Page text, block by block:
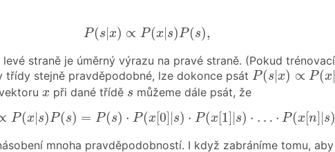
P(s|x) ∝ P (x|s)P (s),
P (s|x ∝ P(x|s )P(s),
levé straně je úměrný výrazu na pravé straně. (Pokud
stejně pravděpodobné, lze dokonce psát P (s|x) ∝ P (x|
P(s|x)∝P(x|s)
x
x při dané třídě s
s můžeme dále psát, že
P(x|s)P(s) = P (s) ⋅ P(x[0] |s) ⋅ P(x[1] |s) ⋅ … ⋅ P (x[n] |s)
|x )∝P( x| s)P(s P(s)⋅ (x[0]|s )⋅ x[1]|s) ⋅… n]|s).
mnoha pravděpodobností. I když zabráníme tomu,